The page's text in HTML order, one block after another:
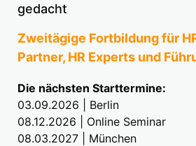
gedacht
Zweitägige Fortbildung für
Partner, HR Experts und
Die nächsten Starttermine:
03.09.2026 | Berlin
08.12.2026 | Online Seminar
08.03.2027 | München